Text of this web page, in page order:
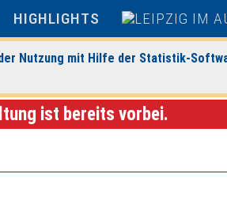
HIGHLIGHTS
Nutzung mit Hilfe der Statistik-
ist bereits vorbei.